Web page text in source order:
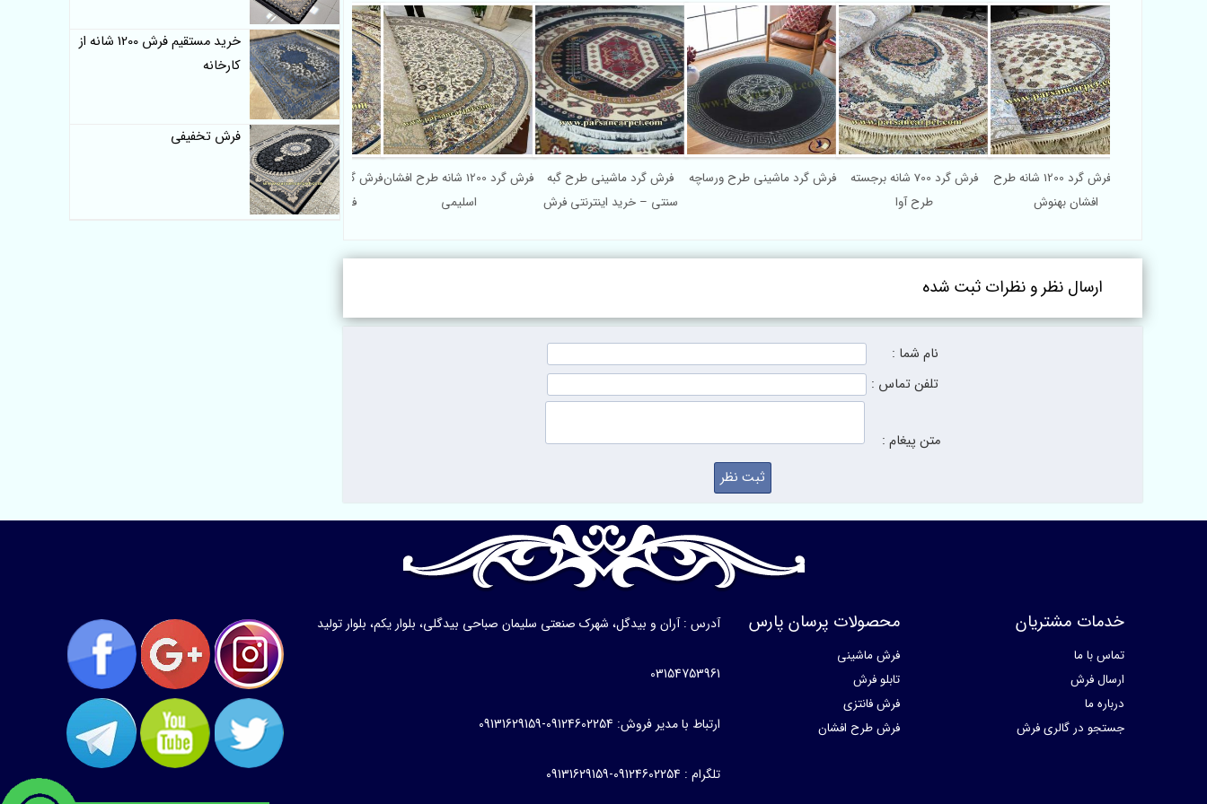
فرش گرد 1200 شانه طرح شبنم–
فرش دایره 1200 شانه
فرش گرد 1200 شانه طرح افشان
اسلیمی
فرش گرد ماشینی طرح گبه
سنتی – خرید اینترنتی فرش
فرش گرد ماشینی طرح ورساچه
فرش گرد 700 شانه برجسته
طرح آوا
خرید فرش گرد 1200 شانه طرح
افشان بهنوش
ارسال نظر و نظرات ثبت شده
نام شما :
تلفن تماس :
متن پیغام :
خرید مستقیم فرش 1200 شانه از
کارخانه
فرش تخفیفی
خدمات مشتریان
تماس با ما
ارسال فرش
درباره ما
جستجو در گالری فرش
محصولات پرسان پارس
فرش ماشینی
تابلو فرش
فرش فانتزی
فرش طرح افشان
آدرس : آران و بیدگل، شهرک صنعتی سلیمان صباحی بیدگلی، بلوار یکم، بلوار تولید
03154753961
ارتباط با مدیر فروش: 09124602254-09131629159
تلگرام : 09124602254-09131629159